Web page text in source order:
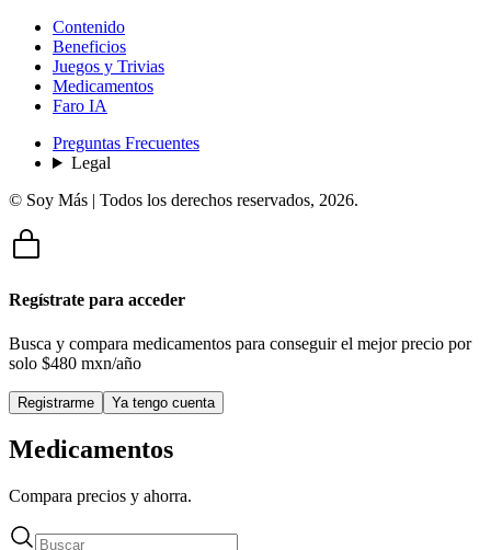
Contenido
Beneficios
Juegos y Trivias
Medicamentos
Faro IA
Preguntas Frecuentes
Legal
© Soy Más | Todos los derechos reservados, 2026.
Regístrate para acceder
Busca y compara medicamentos para conseguir el mejor precio por
solo $480 mxn/año
Registrarme Ya tengo cuenta
Medicamentos
Compara precios y ahorra.